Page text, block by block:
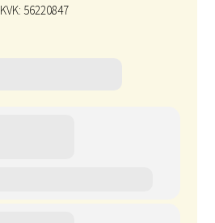
KVK: 56220847